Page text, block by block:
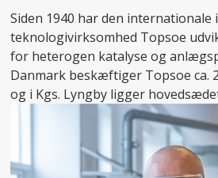
Siden 1940 har den
teknologivirksomhed Topsoe
for heterogen katalyse og
Danmark beskæftiger Topsoe ca.
og i Kgs. Lyngby ligger
adskillige laboratorier, der danner
virksomhedens forskningsarbejde.